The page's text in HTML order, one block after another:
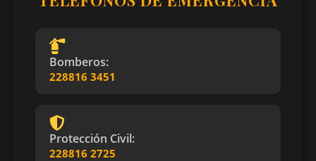
Bomberos:
228816 3451
Protección Civil:
228816 2725